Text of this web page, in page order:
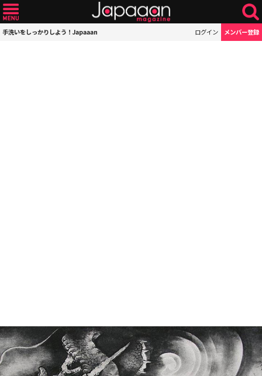
手洗いをしっかりしよう！Japaaan ログイン メンバー登録